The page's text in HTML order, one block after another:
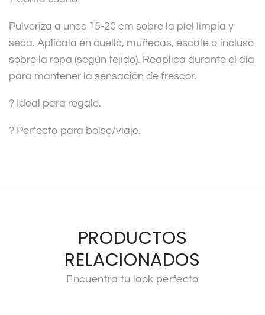
Pulveriza a unos 15-20 cm sobre la piel limpia y
seca. Aplícala en cuello, muñecas, escote o incluso
sobre la ropa (según tejido). Reaplica durante el día
para mantener la sensación de frescor.
? Ideal para regalo.
? Perfecto para bolso/viaje.
PRODUCTOS
RELACIONADOS
Encuentra tu look perfecto